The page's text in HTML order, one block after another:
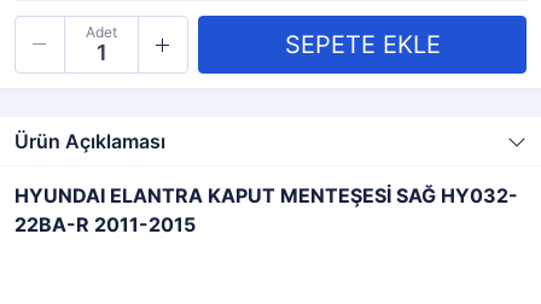
Adet
Ürün Açıklaması
HYUNDAI ELANTRA KAPUT MENTEŞESİ SAĞ HY032-
22BA-R 2011-2015